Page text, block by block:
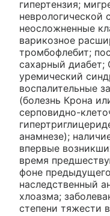
гипертензия;
неврологической
неосложненные
варикозное
тромбофлебит;
сахарный диабет;
уремический
воспалительные
(болезнь Крона
серповидно-
анамнезе);
впервые
время
фоне
наследственный
хлоазма;
степени тяжести